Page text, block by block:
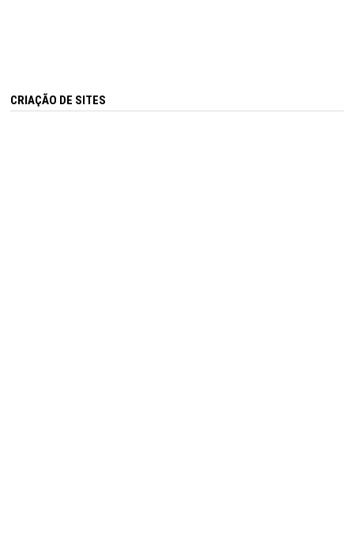
CRIAÇÃO DE SITES